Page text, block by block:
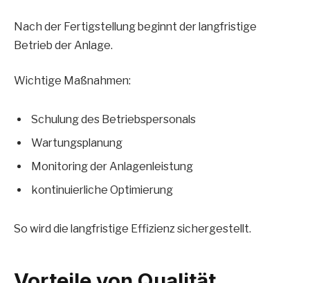
Nach der Fertigstellung beginnt der langfristige
Betrieb der Anlage.
Wichtige Maßnahmen:
Schulung des Betriebspersonals
Wartungsplanung
Monitoring der Anlagenleistung
kontinuierliche Optimierung
So wird die langfristige Effizienz sichergestellt.